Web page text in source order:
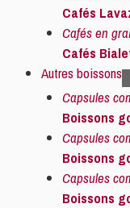
Cafés
Cafés en
Cafés
Autres boissons
Capsules
Boissons
Capsules
Boissons
Capsules
Boissons